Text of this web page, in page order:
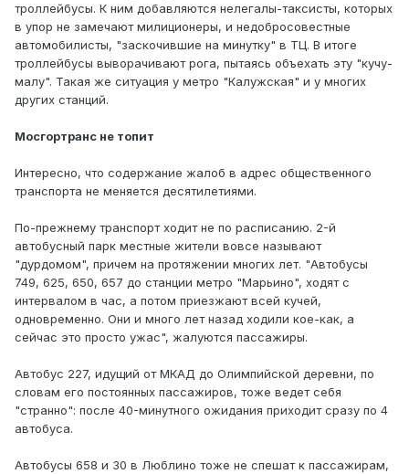
троллейбусы. К ним добавляются нелегалы-таксисты, которых
в упор не замечают милиционеры, и недобросовестные
автомобилисты, "заскочившие на минутку" в ТЦ. В итоге
троллейбусы выворачивают рога, пытаясь объехать эту "кучу-
малу". Такая же ситуация у метро "Калужская" и у многих
других станций.
Мосгортранс не топит
Интересно, что содержание жалоб в адрес общественного
транспорта не меняется десятилетиями.
По-прежнему транспорт ходит не по расписанию. 2-й
автобусный парк местные жители вовсе называют
"дурдомом", причем на протяжении многих лет. "Автобусы
749, 625, 650, 657 до станции метро "Марьино", ходят с
интервалом в час, а потом приезжают всей кучей,
одновременно. Они и много лет назад ходили кое-как, а
сейчас это просто ужас", жалуются пассажиры.
Автобус 227, идущий от МКАД до Олимпийской деревни, по
словам его постоянных пассажиров, тоже ведет себя
"странно": после 40-минутного ожидания приходит сразу по 4
автобуса.
Автобусы 658 и 30 в Люблино тоже не спешат к пассажирам,